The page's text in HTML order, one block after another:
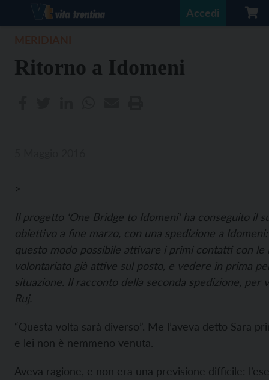
Accedi
Ritorno a Idomeni
>
Il progetto ‘One Bridge to Idomeni’ ha conseguito il
obiettivo a fine marzo, con una spedizione a
questo modo possibile attivare i primi contatti con le
volontariato già attive sul posto, e vedere in prima
situazione. Il racconto della seconda spedizione, per
Ruj.
“Questa volta sarà diverso”. Me l’aveva detto Sara
e lei non è nemmeno venuta.
Aveva ragione, e non era una previsione difficile: